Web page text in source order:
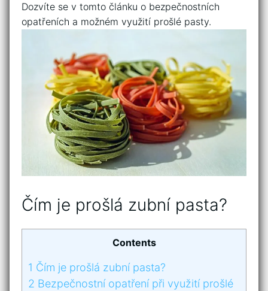
Dozvíte se v tomto článku ⁣o⁣ bezpečnostních
opatřeních a možném využití ⁢prošlé pasty.
Čím ‌je prošlá zubní pasta?
Contents
1 Čím ‌je prošlá zubní pasta?
2 Bezpečnostní opatření‍ při‍ využití prošlé